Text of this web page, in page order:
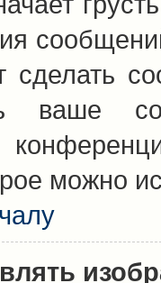
сделать
ваше
можно